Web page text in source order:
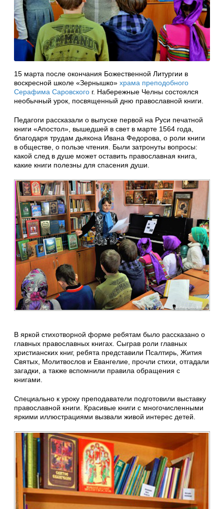
15 марта после окончания Божественной Литургии в
воскресной школе «Зернышко» храма преподобного
Серафима Саровского г. Набережные Челны состоялся
необычный урок, посвященный дню православной книги.
Педагоги рассказали о выпуске первой на Руси печатной
книги «Апостол», вышедшей в свет в марте 1564 года,
благодаря трудам дьякона Ивана Федорова, о роли книги
в обществе, о пользе чтения. Были затронуты вопросы:
какой след в душе может оставить православная книга,
какие книги полезны для спасения души.
В яркой стихотворной форме ребятам было рассказано о
главных православных книгах. Сыграв роли главных
христианских книг, ребята представили Псалтирь, Жития
Святых, Молитвослов и Евангелие, прочли стихи, отгадали
загадки, а также вспомнили правила обращения с
книгами.
Специально к уроку преподаватели подготовили выставку
православной книги. Красивые книги с многочисленными
яркими иллюстрациями вызвали живой интерес детей.